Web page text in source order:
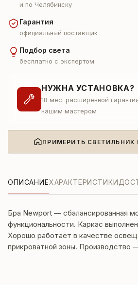
и по Челябинску
Гарантия
официальный поставщик
Подбор света
бесплатно с экспертом
НУЖНА УСТАНОВКА?
18 мес. расширенной
нашим мастером
ПРИМЕРИТЬ СВЕТИЛЬНИК
ОПИСАНИЕХАРАКТЕРИСТИКИ
Бра Newport — сбалансированная
функциональности. Каркас
Хорошо работает в качестве
прикроватной зоны.